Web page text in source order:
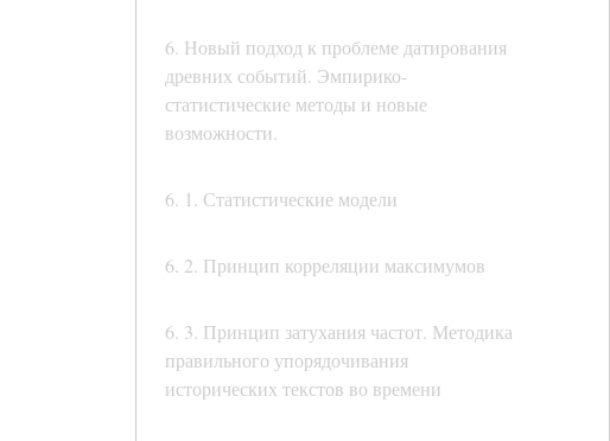
6. Новый подход к проблеме датирования
древних событий. Эмпирико-
статистические методы и новые
возможности.
6. 1. Статистические модели
6. 2. Принцип корреляции максимумов
6. 3. Принцип затухания частот. Методика
правильного упорядочивания
исторических текстов во времени